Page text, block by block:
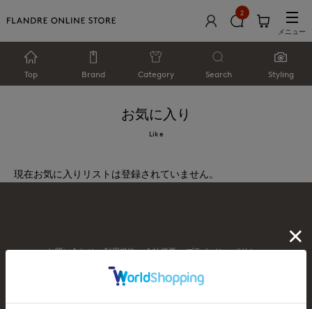
2
メニュー
Top Brand Category Search Styling
お気に入り
Like
現在お気に入りリストは登録されていません。
お問い合わせ 利用規約 会社概要 プライバシーポリシー
特定商取引・古物営業法に基づく表示
© FLANDRE CO., LTD.